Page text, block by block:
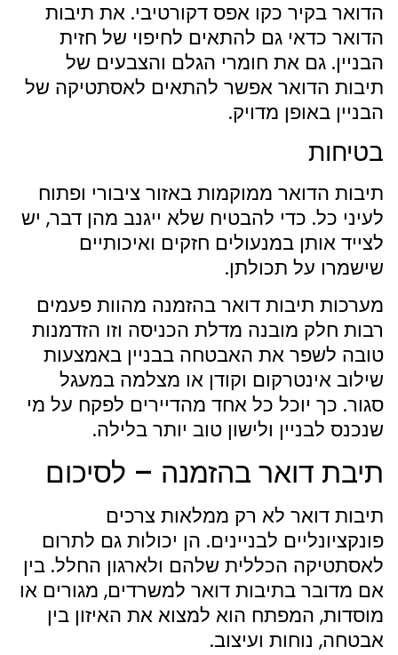
הדואר בקיר כקו אפס דקורטיבי. את תיבות
הדואר כדאי גם להתאים לחיפוי של חזית
הבניין. גם את חומרי הגלם והצבעים של
תיבות הדואר אפשר להתאים לאסתטיקה של
הבניין באופן מדויק.
בטיחות
תיבות הדואר ממוקמות באזור ציבורי ופתוח
לעיני כל. כדי להבטיח שלא ייגנב מהן דבר, יש
לצייד אותן במנעולים חזקים ואיכותיים
שישמרו על תכולתן.
מערכות תיבות דואר בהזמנה מהוות פעמים
רבות חלק מובנה מדלת הכניסה וזו הזדמנות
טובה לשפר את האבטחה בבניין באמצעות
שילוב אינטרקום וקודן או מצלמה במעגל
סגור. כך יוכל כל אחד מהדיירים לפקח על מי
שנכנס לבניין ולישון טוב יותר בלילה.
תיבת דואר בהזמנה – לסיכום
תיבות דואר לא רק ממלאות צרכים
פונקציונליים לבניינים. הן יכולות גם לתרום
לאסתטיקה הכללית שלהם ולארגון החלל. בין
אם מדובר בתיבות דואר למשרדים, מגורים או
מוסדות, המפתח הוא למצוא את האיזון בין
אבטחה, נוחות ועיצוב.